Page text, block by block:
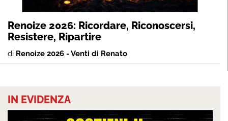
Renoize 2026: Ricordare, Riconoscersi,
Resistere, Ripartire
di Renoize 2026 - Venti di Renato
IN EVIDENZA